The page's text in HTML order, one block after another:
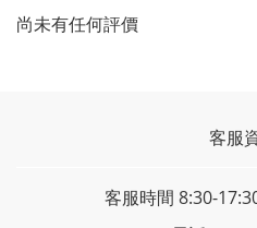
尚未有任何評價
客服
客服時間 8:30-